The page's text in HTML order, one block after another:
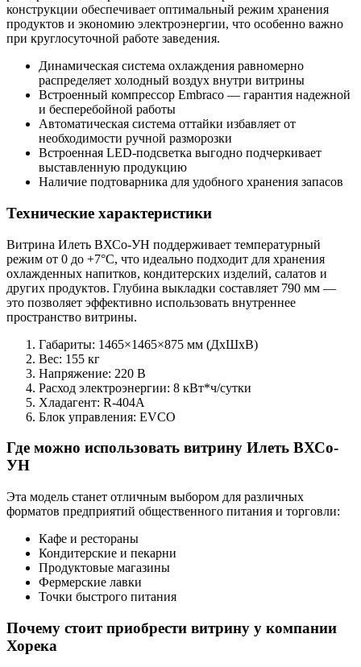
конструкции обеспечивает оптимальный режим хранения
продуктов и экономию электроэнергии, что особенно важно
при круглосуточной работе заведения.
Динамическая система охлаждения равномерно
распределяет холодный воздух внутри витрины
Встроенный компрессор Embraco — гарантия надежной
и бесперебойной работы
Автоматическая система оттайки избавляет от
необходимости ручной разморозки
Встроенная LED-подсветка выгодно подчеркивает
выставленную продукцию
Наличие подтоварника для удобного хранения запасов
Технические характеристики
Витрина Илеть ВХСо-УН поддерживает температурный
режим от 0 до +7°C, что идеально подходит для хранения
охлажденных напитков, кондитерских изделий, салатов и
других продуктов. Глубина выкладки составляет 790 мм —
это позволяет эффективно использовать внутреннее
пространство витрины.
Габариты: 1465×1465×875 мм (ДхШхВ)
Вес: 155 кг
Напряжение: 220 В
Расход электроэнергии: 8 кВт*ч/сутки
Хладагент: R-404A
Блок управления: ЕVCO
Где можно использовать витрину Илеть ВХСо-
УН
Эта модель станет отличным выбором для различных
форматов предприятий общественного питания и торговли:
Кафе и рестораны
Кондитерские и пекарни
Продуктовые магазины
Фермерские лавки
Точки быстрого питания
Почему стоит приобрести витрину у компании
Хорека